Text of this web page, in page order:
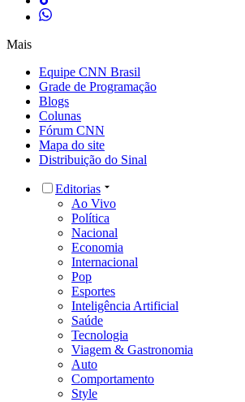
Mais
Equipe CNN Brasil
Grade de Programação
Blogs
Colunas
Fórum CNN
Mapa do site
Distribuição do Sinal
Editorias
Ao Vivo
Política
Nacional
Economia
Internacional
Pop
Esportes
Inteligência Artificial
Saúde
Tecnologia
Viagem & Gastronomia
Auto
Comportamento
Style